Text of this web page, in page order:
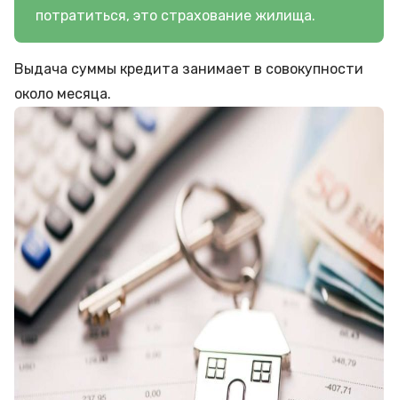
потратиться, это страхование жилища.
Выдача суммы кредита занимает в совокупности
около месяца.